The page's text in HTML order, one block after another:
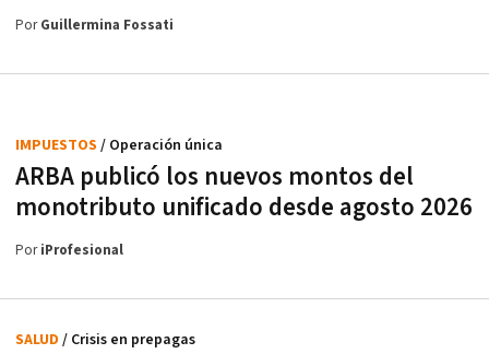
PorGuillermina Fossati
ARBA publicó los nuevos montos del
monotributo unificado desde agosto 2026
IMPUESTOS / Operación única
PoriProfesional
SALUD / Crisis en prepagas